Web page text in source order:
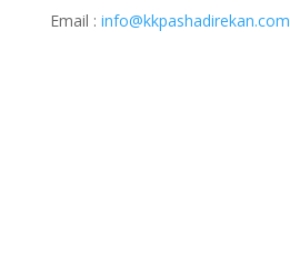
Email : info@kkpashadirekan.com